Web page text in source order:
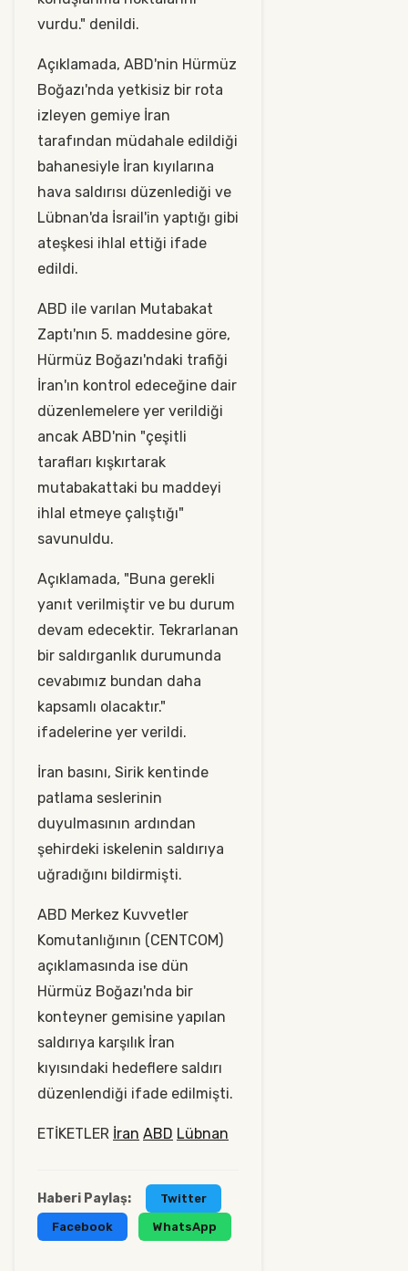
vurdu." denildi.
Açıklamada, ABD'nin Hürmüz
Boğazı'nda yetkisiz bir rota
izleyen gemiye İran
tarafından müdahale edildiği
bahanesiyle İran kıyılarına
hava saldırısı düzenlediği ve
Lübnan'da İsrail'in yaptığı gibi
ateşkesi ihlal ettiği ifade
edildi.
ABD ile varılan Mutabakat
Zaptı'nın 5. maddesine göre,
Hürmüz Boğazı'ndaki trafiği
İran'ın kontrol edeceğine dair
düzenlemelere yer verildiği
ancak ABD'nin "çeşitli
tarafları kışkırtarak
mutabakattaki bu maddeyi
ihlal etmeye çalıştığı"
savunuldu.
Açıklamada, "Buna gerekli
yanıt verilmiştir ve bu durum
devam edecektir. Tekrarlanan
bir saldırganlık durumunda
cevabımız bundan daha
kapsamlı olacaktır."
ifadelerine yer verildi.
İran basını, Sirik kentinde
patlama seslerinin
duyulmasının ardından
şehirdeki iskelenin saldırıya
uğradığını bildirmişti.
ABD Merkez Kuvvetler
Komutanlığının (CENTCOM)
açıklamasında ise dün
Hürmüz Boğazı'nda bir
konteyner gemisine yapılan
saldırıya karşılık İran
kıyısındaki hedeflere saldırı
düzenlendiği ifade edilmişti.
ETİKETLER İran ABD Lübnan
Haberi Paylaş: Twitter
Facebook WhatsApp